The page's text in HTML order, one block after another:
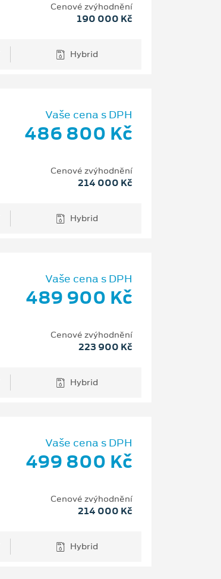
Cenové zvýhodnění
190 000 Kč
Hybrid
Vaše cena s DPH
486 800 Kč
Cenové zvýhodnění
214 000 Kč
Hybrid
Vaše cena s DPH
489 900 Kč
Cenové zvýhodnění
223 900 Kč
Hybrid
Vaše cena s DPH
499 800 Kč
Cenové zvýhodnění
214 000 Kč
Hybrid